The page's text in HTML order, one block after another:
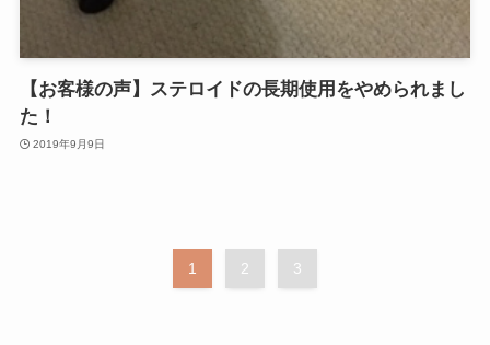
【お客様の声】ステロイドの長期使用をやめられまし
た！
2019年9月9日
1 2 3